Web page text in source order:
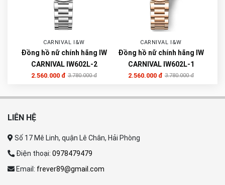
CARNIVAL I&W
Đồng hồ nữ chính hãng IW
CARNIVAL IW602L-2
2.560.000 đ 3.780.000 đ
CARNIVAL I&W
Đồng hồ nữ chính hãng IW
CARNIVAL IW602L-1
2.560.000 đ 3.780.000 đ
LIÊN HỆ
Số 17 Mê Linh, quận Lê Chân, Hải Phòng
Điện thoại: 0978479479
Email: frever89@gmail.com